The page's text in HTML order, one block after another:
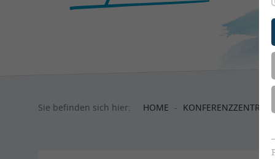
Sie befinden sich hier: HOME KONFERENZZENTRUM